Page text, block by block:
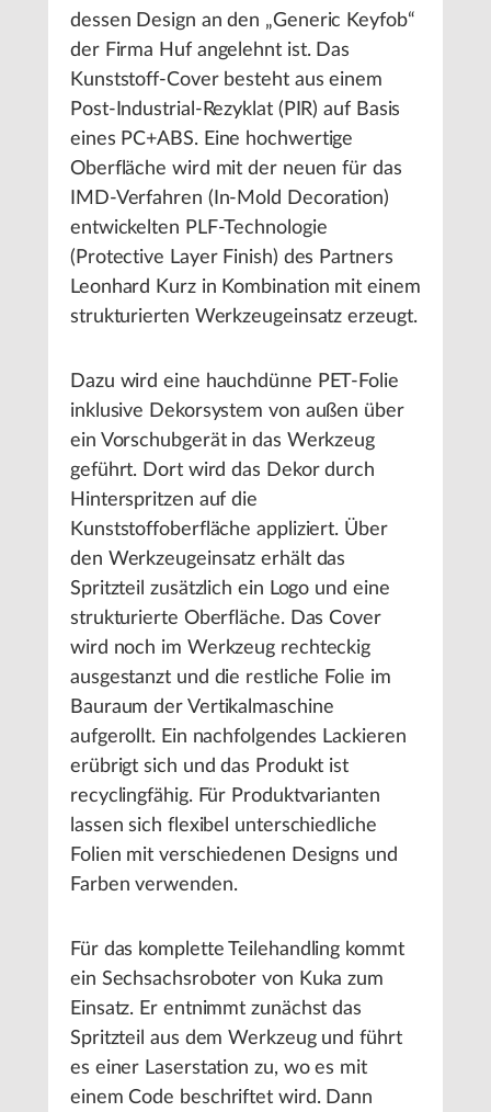
dessen Design an den „Generic Keyfob“
der Firma Huf angelehnt ist. Das
Kunststoff-Cover besteht aus einem
Post-Industrial-Rezyklat (PIR) auf Basis
eines PC+ABS. Eine hochwertige
Oberfläche wird mit der neuen für das
IMD-Verfahren (In-Mold Decoration)
entwickelten PLF-Technologie
(Protective Layer Finish) des Partners
Leonhard Kurz in Kombination mit einem
strukturierten Werkzeugeinsatz erzeugt.
Dazu wird eine hauchdünne PET-Folie
inklusive Dekorsystem von außen über
ein Vorschubgerät in das Werkzeug
geführt. Dort wird das Dekor durch
Hinterspritzen auf die
Kunststoffoberfläche appliziert. Über
den Werkzeugeinsatz erhält das
Spritzteil zusätzlich ein Logo und eine
strukturierte Oberfläche. Das Cover
wird noch im Werkzeug rechteckig
ausgestanzt und die restliche Folie im
Bauraum der Vertikalmaschine
aufgerollt. Ein nachfolgendes Lackieren
erübrigt sich und das Produkt ist
recyclingfähig. Für Produktvarianten
lassen sich flexibel unterschiedliche
Folien mit verschiedenen Designs und
Farben verwenden.
Für das komplette Teilehandling kommt
ein Sechsachsroboter von Kuka zum
Einsatz. Er entnimmt zunächst das
Spritzteil aus dem Werkzeug und führt
es einer Laserstation zu, wo es mit
einem Code beschriftet wird. Dann